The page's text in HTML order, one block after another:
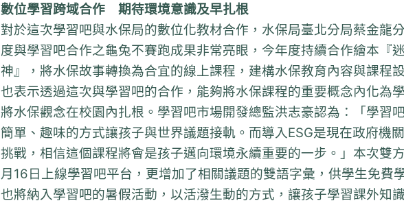
數位學習跨域合作 期待環境意識及早扎根
對於這次學習吧與水保局的數位化教材合作，水保局臺北分局蔡金龍
度與學習吧合作之龜兔不賽跑成果非常亮眼，今年度持續合作繪本『
神』，將水保故事轉換為合宜的線上課程，建構水保教育內容與課程
也表示透過這次與學習吧的合作，能夠將水保課程的重要概念內化為
將水保觀念在校園內扎根。學習吧市場開發總監洪志豪認為：「學習
簡單、趣味的方式讓孩子與世界議題接軌。而導入ESG是現在政府機
挑戰，相信這個課程將會是孩子邁向環境永續重要的一步。」本次雙
月16日上線學習吧平台，更增加了相關議題的雙語字彙，供學生免費
也將納入學習吧的暑假活動，以活潑生動的方式，讓孩子學習課外知